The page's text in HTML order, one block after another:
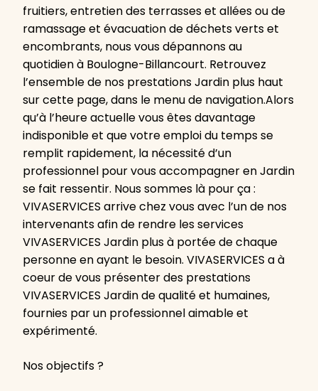
fruitiers, entretien des terrasses et allées ou de
ramassage et évacuation de déchets verts et
encombrants, nous vous dépannons au
quotidien à Boulogne-Billancourt. Retrouvez
l’ensemble de nos prestations Jardin plus haut
sur cette page, dans le menu de navigation.Alors
qu’à l’heure actuelle vous êtes davantage
indisponible et que votre emploi du temps se
remplit rapidement, la nécessité d’un
professionnel pour vous accompagner en Jardin
se fait ressentir. Nous sommes là pour ça :
VIVASERVICES arrive chez vous avec l’un de nos
intervenants afin de rendre les services
VIVASERVICES Jardin plus à portée de chaque
personne en ayant le besoin. VIVASERVICES a à
coeur de vous présenter des prestations
VIVASERVICES Jardin de qualité et humaines,
fournies par un professionnel aimable et
expérimenté.
Nos objectifs ?